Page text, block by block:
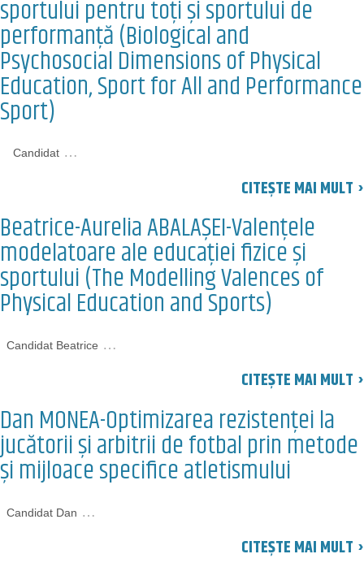
sportului pentru toți și sportului de
performanță (Biological and
Psychosocial Dimensions of Physical
Education, Sport for All and Performance
Sport)
Candidat …
CITEȘTE MAI MULT ›
Beatrice-Aurelia ABALAȘEI-Valențele
modelatoare ale educației fizice și
sportului (The Modelling Valences of
Physical Education and Sports)
Candidat Beatrice …
CITEȘTE MAI MULT ›
Dan MONEA-Optimizarea rezistenței la
jucătorii și arbitrii de fotbal prin metode
și mijloace specifice atletismului
Candidat Dan …
CITEȘTE MAI MULT ›